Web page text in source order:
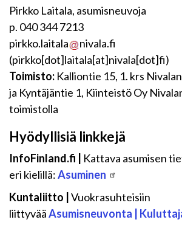
Pirkko Laitala, asumisneuvoja
p. 040 344 7213
pirkko.laitala
nivala.fi
(pirkko[dot]laitala[at]nivala[dot]fi)
Toimisto: Kalliontie 15, 1. krs
ja Kyntäjäntie 1, Kiinteistö Oy
toimistolla
Hyödyllisiä linkkejä
InfoFinland.fi | Kattava asumisen
eri kielillä:Asuminen
Kuntaliitto | Vuokrasuhteisiin
liittyvääAsumisneuvonta |